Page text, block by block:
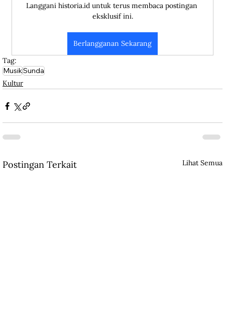
Langgani historia.id untuk terus membaca postingan
eksklusif ini.
Berlangganan Sekarang
Tag:
MusikSunda
Kultur
Postingan Terkait Lihat Semua